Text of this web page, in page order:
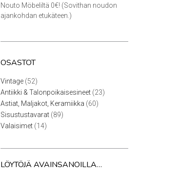
Nouto Möbeliltä 0€! (Sovithan noudon
ajankohdan etukäteen.)
OSASTOT
Vintage 5252
tuotetta
Antiikki & Talonpoikaisesineet 2323
Astiat, Maljakot, Keramiikka 6060
Sisustustavarat 8989
Valaisimet 1414
LÖYTÖJÄ AVAINSANOILLA…